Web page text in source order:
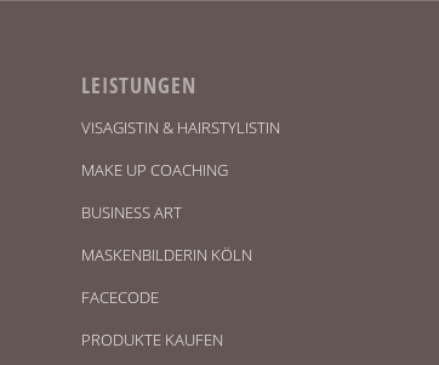
LEISTUNGEN
VISAGISTIN & HAIRSTYLISTIN
MAKE UP COACHING
BUSINESS ART
MASKENBILDERIN KÖLN
FACECODE
PRODUKTE KAUFEN